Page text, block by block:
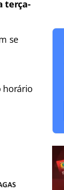
terça-
se
horário